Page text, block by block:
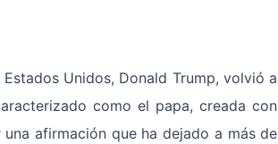
Unidos, Donald Trump, volvió a
como el papa, creada con
afirmación que ha dejado a más de